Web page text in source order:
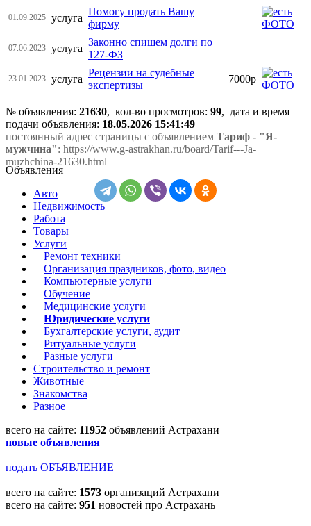
01.09.2025 услуга
Помогу продать Вашу
фирму
07.06.2023 услуга
Законно спишем долги по
127-ФЗ
23.01.2023 услуга
Рецензии на судебные
экспертизы
7000р
№ объявления: 21630, кол-во просмотров: 99, дата и время
подачи объявления: 18.05.2026 15:41:49
постоянный адрес страницы с объявлением Тариф - "Я-
мужчина": https://www.g-astrakhan.ru/board/Tarif---Ja-
muzhchina-21630.html
Объявления
Авто
Недвижимость
Работа
Товары
Услуги
Ремонт техники
Организация праздников, фото, видео
Компьютерные услуги
Обучение
Медицинские услуги
Юридические услуги
Бухгалтерские услуги, аудит
Ритуальные услуги
Разные услуги
Строительство и ремонт
Животные
Знакомства
Разное
всего на сайте: 11952 объявлений Астрахани
новые объявления
подать ОБЪЯВЛЕНИЕ
всего на сайте: 1573 организаций Астрахани
всего на сайте: 951 новостей про Астрахань